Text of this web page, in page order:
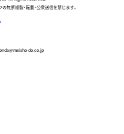
無断複製・転載・公衆送信を禁じます。
do.co.jp